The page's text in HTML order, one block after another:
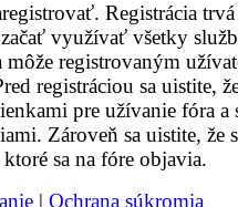
Registrácia
využívať všetky
registrovaným
registráciou sa uistite,
pre užívanie fóra a
Zároveň sa uistite, že
sa na fóre objavia.
| Ochrana súkromia